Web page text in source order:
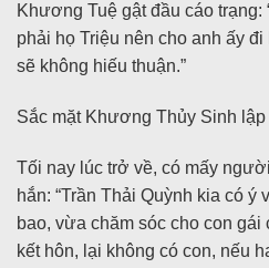
Khương Tuệ gật đầu cáo trạng:
phải họ Triệu nên cho anh ấy
sẽ không hiếu thuận.”
Sắc mặt Khương Thủy Sinh
Tối nay lúc trở về, có mấy
hắn: “Trần Thải Quỳnh kia có
bao, vừa chăm sóc cho con
kết hôn, lại không có con, nếu